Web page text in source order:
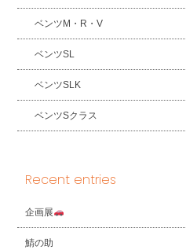
ベンツM・R・V
ベンツSL
ベンツSLK
ベンツSクラス
Recent entries
企画展
鯖の助